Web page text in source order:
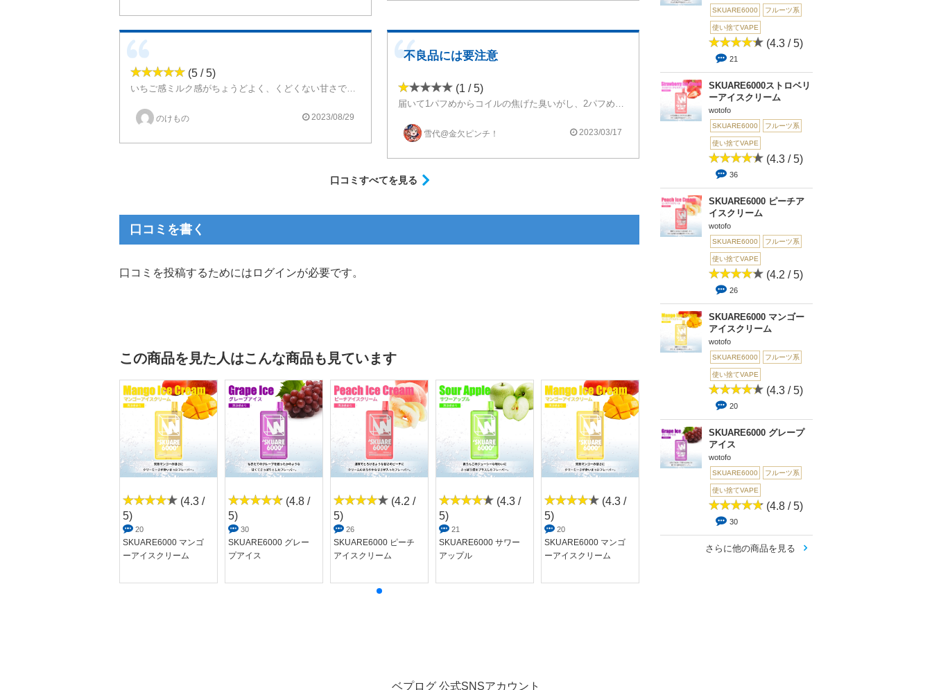
SKUARE6000 フルーツ系
使い捨てVAPE
(4.3 / 5)
21
SKUARE6000ストロベリ
ーアイスクリーム
wotofo
SKUARE6000 フルーツ系
使い捨てVAPE
(4.3 / 5)
36
SKUARE6000 ピーチア
イスクリーム
wotofo
SKUARE6000 フルーツ系
使い捨てVAPE
(4.2 / 5)
26
SKUARE6000 マンゴー
アイスクリーム
wotofo
SKUARE6000 フルーツ系
使い捨てVAPE
(4.3 / 5)
20
SKUARE6000 グレープ
アイス
wotofo
SKUARE6000 フルーツ系
使い捨てVAPE
(4.8 / 5)
30
さらに他の商品を見る
(5 / 5)
のけもの 2023/08/29
不良品には要注意
(1 / 5)
最終的には返金対応をしてもらいました。
雪代@金欠ピンチ！ 2023/03/17
口コミすべてを見る
口コミを書く
口コミを投稿するためにはログインが必要です。
この商品を見た人はこんな商品も見ています
(4.3 /
5)
20
SKUARE6000 マンゴ
ーアイスクリーム
(4.8 /
5)
30
SKUARE6000 グレー
プアイス
(4.2 /
5)
26
SKUARE6000 ピーチ
アイスクリーム
(4.3 /
5)
21
SKUARE6000 サワー
アップル
(4.3 /
5)
20
SKUARE6000 マンゴ
ーアイスクリーム
(4.8 /
SKUARE6000 ピーチ
アイスクリーム
ベプログ 公式SNSアカウント